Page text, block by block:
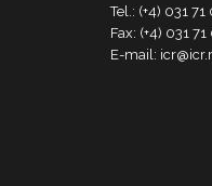
Tel.: (+4) 031
Fax: (+4) 031
E-mail: